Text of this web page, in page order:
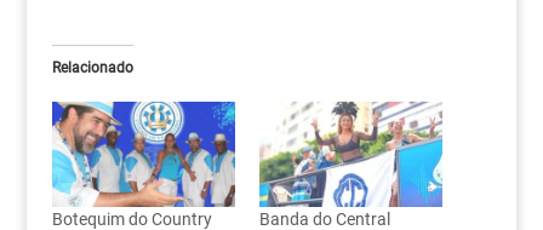
Relacionado
Botequim do Country
Banda do Central